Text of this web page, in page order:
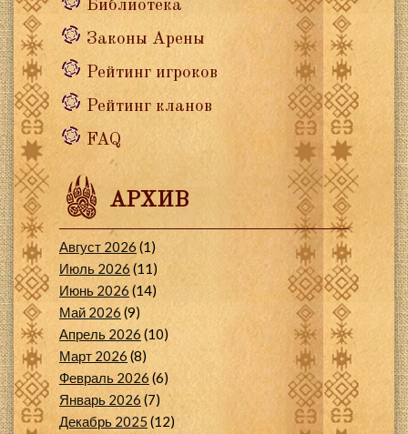
Библиотека
Законы Арены
Рейтинг игроков
Рейтинг кланов
FAQ
АРХИВ
Август 2026 (1)
Июль 2026 (11)
Июнь 2026 (14)
Май 2026 (9)
Апрель 2026 (10)
Март 2026 (8)
Февраль 2026 (6)
Январь 2026 (7)
Декабрь 2025 (12)